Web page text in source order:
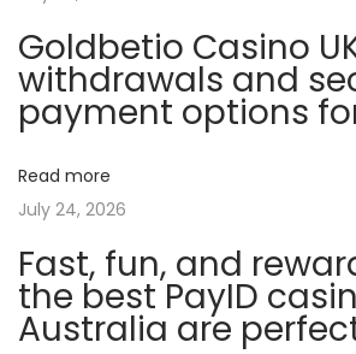
e
t
a
o
b
r
e
Goldbetio Casino
withdrawals and
payment options
Read more
July 24, 2026
Fast, fun, and
the best PayID
Australia are